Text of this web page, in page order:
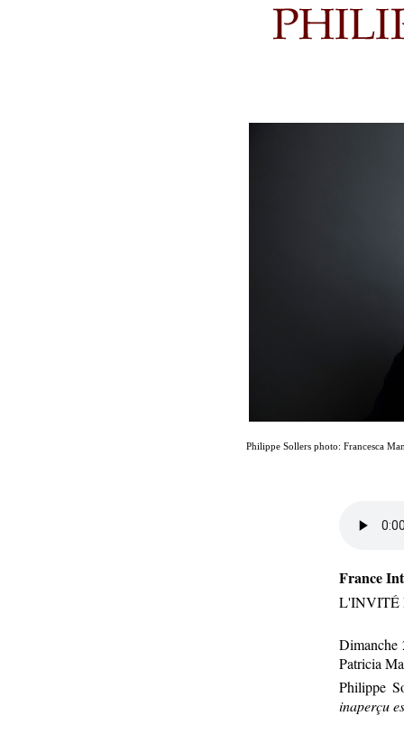
Philippe Sollers photo: Francesca
France
L'INVITÉ
Dimanche
Patricia
Philippe
inaperçu